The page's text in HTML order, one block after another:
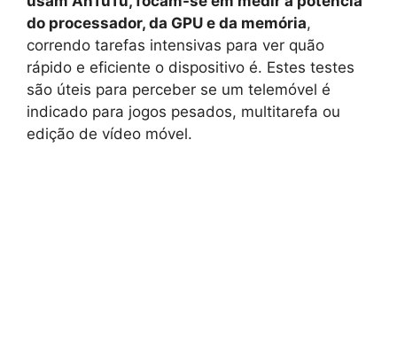
do processador, da GPU e da memória,
correndo tarefas intensivas para ver quão
rápido e eficiente o dispositivo é. Estes testes
são úteis para perceber se um telemóvel é
indicado para jogos pesados, multitarefa ou
edição de vídeo móvel.